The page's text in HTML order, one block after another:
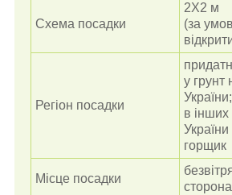
Схема посадки
2Х2 м
(за
Регіон посадки
у грунт
України;
в інших
горщик
Місце посадки
сторона